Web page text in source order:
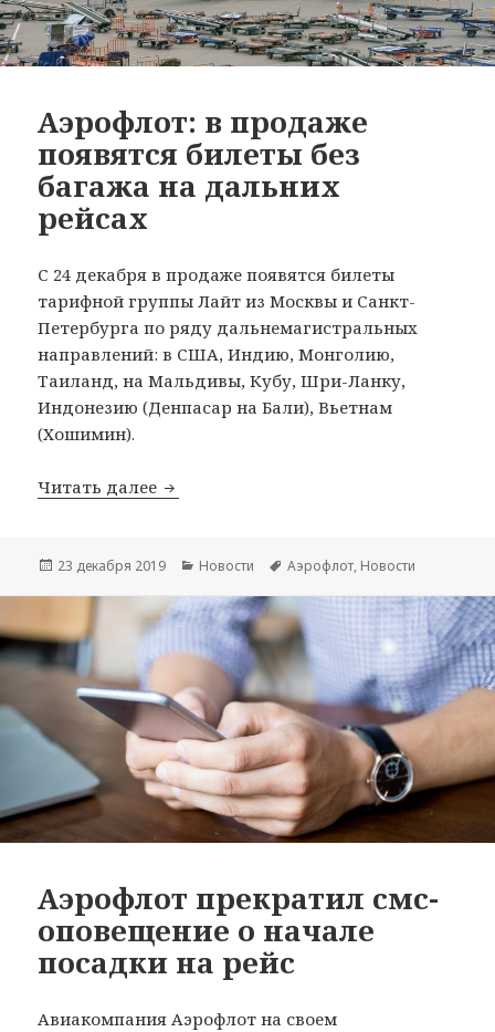
Аэрофлот: в продаже
появятся билеты без
багажа на дальних
рейсах
С 24 декабря в продаже появятся билеты
тарифной группы Лайт из Москвы и Санкт-
Петербурга по ряду дальнемагистральных
направлений: в США, Индию, Монголию,
Таиланд, на Мальдивы, Кубу, Шри-Ланку,
Индонезию (Денпасар на Бали), Вьетнам
(Хошимин).
Читать далее Аэрофлот: в продаже появятся
Опубликовано
23 декабря 2019 Рубрики
Новости Метки
Аэрофлот, Новости
Аэрофлот прекратил смс-
оповещение о начале
посадки на рейс
Авиакомпания Аэрофлот на своем